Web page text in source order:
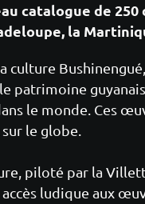
catalogue de
la
culture
patrimoine
le monde. Ces
le globe.
piloté par la
ludique aux